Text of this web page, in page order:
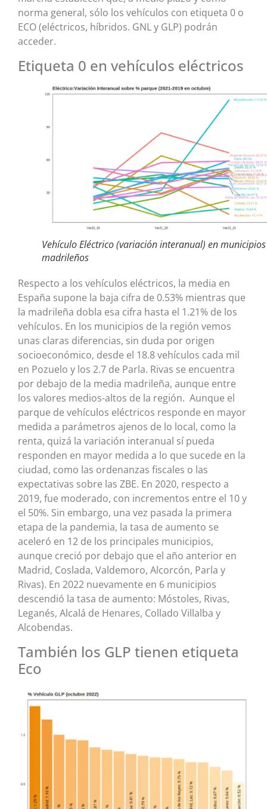
norma general, sólo los vehículos con etiqueta 0 o
ECO (eléctricos, híbridos. GNL y GLP) podrán
acceder.
Etiqueta 0 en vehículos eléctricos
Vehículo Eléctrico (variación interanual) en municipios
madrileños
Respecto a los vehículos eléctricos, la media en
España supone la baja cifra de 0.53% mientras que
la madrileña dobla esa cifra hasta el 1.21% de los
vehículos. En los municipios de la región vemos
unas claras diferencias, sin duda por origen
socioeconómico, desde el 18.8 vehículos cada mil
en Pozuelo y los 2.7 de Parla. Rivas se encuentra
por debajo de la media madrileña, aunque entre
los valores medios-altos de la región. Aunque el
parque de vehículos eléctricos responde en mayor
medida a parámetros ajenos de lo local, como la
renta, quizá la variación interanual sí pueda
responden en mayor medida a lo que sucede en la
ciudad, como las ordenanzas fiscales o las
expectativas sobre las ZBE. En 2020, respecto a
2019, fue moderado, con incrementos entre el 10 y
el 50%. Sin embargo, una vez pasada la primera
etapa de la pandemia, la tasa de aumento se
aceleró en 12 de los principales municipios,
aunque creció por debajo que el año anterior en
Madrid, Coslada, Valdemoro, Alcorcón, Parla y
Rivas). En 2022 nuevamente en 6 municipios
descendió la tasa de aumento: Móstoles, Rivas,
Leganés, Alcalá de Henares, Collado Villalba y
Alcobendas.
También los GLP tienen etiqueta
Eco